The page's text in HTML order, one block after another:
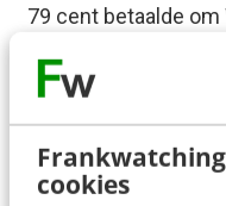
cookies
79 cent betaalde
Jarno Duursma